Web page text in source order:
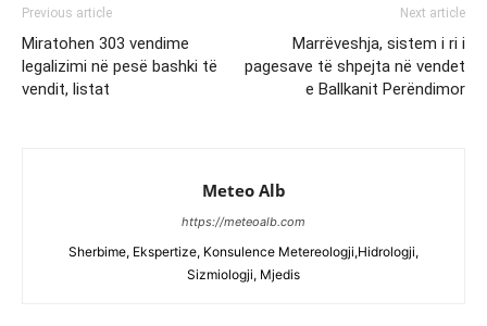
Previous article
Miratohen 303 vendime
legalizimi në pesë bashki të
vendit, listat
Next article
Marrëveshja, sistem i ri i
pagesave të shpejta në vendet
e Ballkanit Perëndimor
Meteo Alb
https://meteoalb.com
Sherbime, Ekspertize, Konsulence Metereologji,Hidrologji,
Sizmiologji, Mjedis